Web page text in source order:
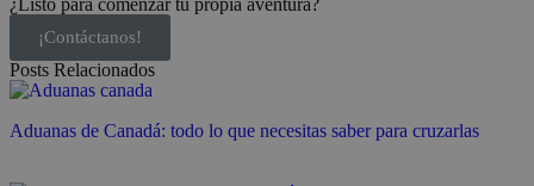
¿Listo para comenzar tu propia aventura?
¡Contáctanos!
Posts Relacionados
Aduanas de Canadá: todo lo que necesitas saber para cruzarlas